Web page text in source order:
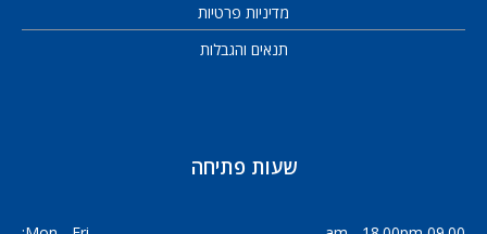
מדיניות פרטיות
תנאים והגבלות
שעות פתיחה